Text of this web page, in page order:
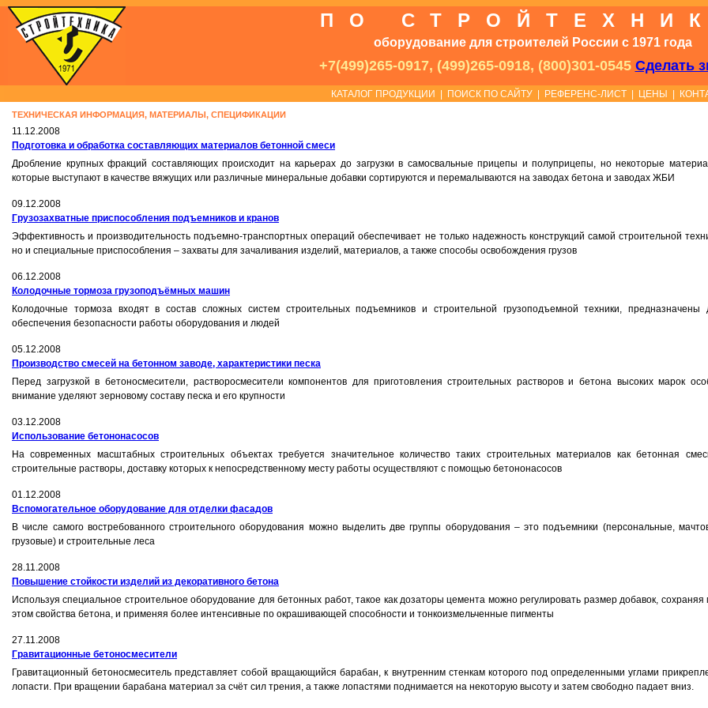
ПО
оборудование для строителей России с 1971 года
+7(499)265-0917, (499)265-0918, (800)301-0545 Сделать
КАТАЛОГ ПРОДУКЦИИ ПОИСК ПО САЙТУ РЕФЕРЕНС-ЛИСТ ЦЕНЫ
ТЕХНИЧЕСКАЯ ИНФОРМАЦИЯ, МАТЕРИАЛЫ, СПЕЦИФИКАЦИИ
11.12.2008
Подготовка и обработка составляющих материалов бетонной смеси
Дробление крупных фракций составляющих происходит на карьерах до загрузки в самосвальные прицепы и полуприцепы, но некоторые
которые выступают в качестве вяжущих или различные минеральные добавки сортируются и перемалываются на заводах бетона и заводах ЖБИ
09.12.2008
Грузозахватные приспособления подъемников и кранов
Эффективность и производительность подъемно-транспортных операций обеспечивает не только надежность конструкций самой строительной
но и специальные приспособления – захваты для зачаливания изделий, материалов, а также способы освобождения грузов
06.12.2008
Колодочные тормоза грузоподъёмных машин
Колодочные тормоза входят в состав сложных систем строительных подъемников и строительной грузоподъемной техники, предназначены
обеспечения безопасности работы оборудования и людей
05.12.2008
Производство смесей на бетонном заводе, характеристики песка
Перед загрузкой в бетоносмесители, растворосмесители компонентов для приготовления строительных растворов и бетона высоких марок
внимание уделяют зерновому составу песка и его крупности
03.12.2008
Использование бетононасосов
На современных масштабных строительных объектах требуется значительное количество таких строительных материалов как бетонная
строительные растворы, доставку которых к непосредственному месту работы осуществляют с помощью бетононасосов
01.12.2008
Вспомогательное оборудование для отделки фасадов
В числе самого востребованного строительного оборудования можно выделить две группы оборудования – это подъемники (персональные,
грузовые) и строительные леса
28.11.2008
Повышение стойкости изделий из декоративного бетона
Используя специальное строительное оборудование для бетонных работ, такое как дозаторы цемента можно регулировать размер добавок, сохраняя
этом свойства бетона, и применяя более интенсивные по окрашивающей способности и тонкоизмельченные пигменты
27.11.2008
Гравитационные бетоносмесители
Гравитационный бетоносмеситель представляет собой вращаю­щийся барабан, к внутренним стенкам которого под определенными углами
лопасти. При вращении барабана материал за счёт сил трения, а также лопастями поднимается на некоторую вы­соту и затем свободно падает вниз.